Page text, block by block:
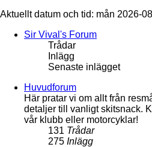
Aktuellt datum och tid: mån 2026-
Sir Vival's Forum
Trådar
Inlägg
Senaste inlägget
Huvudforum
Här pratar vi om allt från
detaljer till vanligt skitsnack.
vår klubb eller motorcyklar!
131 Trådar
275 Inlägg